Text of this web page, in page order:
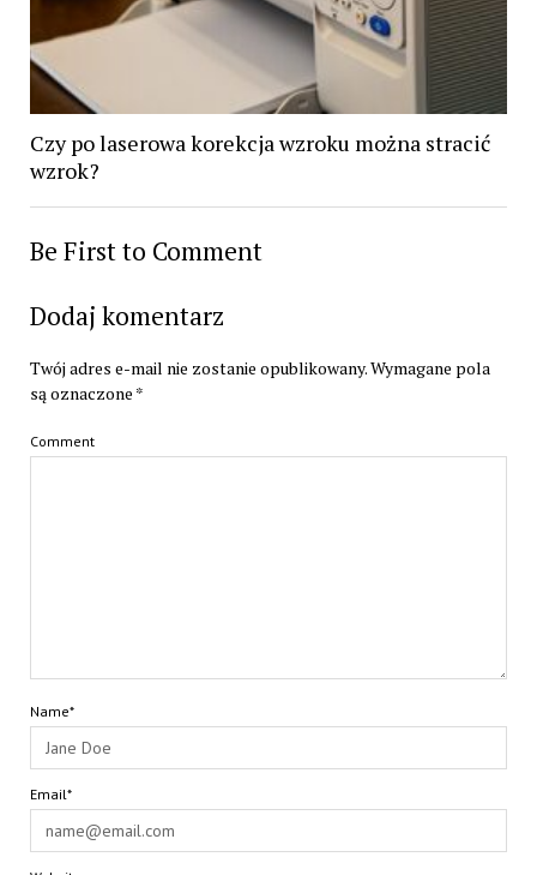
Czy po laserowa korekcja wzroku można stracić
wzrok?
Be First to Comment
Dodaj komentarz
Twój adres e-mail nie zostanie opublikowany.Wymagane pola
są oznaczone *
Comment
Name*
Email*